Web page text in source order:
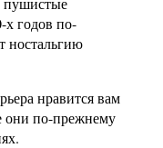
годов по-
ностальгию
нравится вам
они по-прежнему